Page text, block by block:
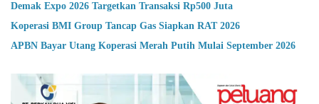
Demak Expo 2026 Targetkan Transaksi Rp500 Juta
Koperasi BMI Group Tancap Gas Siapkan RAT 2026
APBN Bayar Utang Koperasi Merah Putih Mulai September 2026